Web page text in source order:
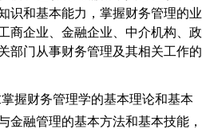
识和基本能力，掌握财务管理的业
商企业、金融企业、中介机构、政
部门从事财务管理及其相关工作的
握财务管理学的基本理论和基本
金融管理的基本方法和基本技能，